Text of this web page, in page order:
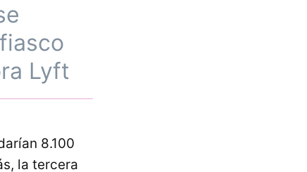
Lyft
8.100
la tercera